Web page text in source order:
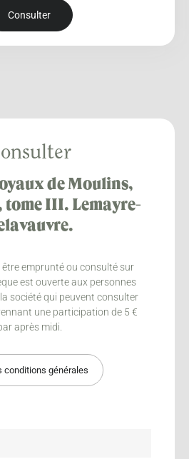
Consulter
de Moulins,
tome III. Lemayre-
emprunté ou consulté sur
est ouverte aux personnes
société qui peuvent consulter
une participation de 5 €
après midi.
conditions générales